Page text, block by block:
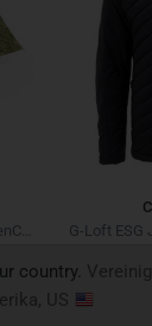
country.
US
+0%
G-Loft ESG
€
Letzter